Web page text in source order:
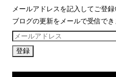
メールアドレスを記入してご登
ブログの更新をメールで受信でき
メ
ー
ア